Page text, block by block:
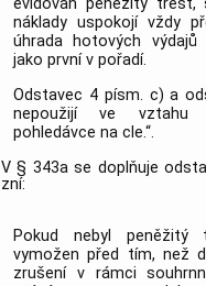
evidován peněžitý trest,
náklady uspokojí vždy
úhrada hotových výdajů
jako první v pořadí.
Odstavec 4 písm. c) a
nepoužijí ve vztahu
pohledávce na cle.“.
V § 343a se doplňuje
zní:
Pokud nebyl peněžitý
vymožen před tím, než
zrušení v rámci